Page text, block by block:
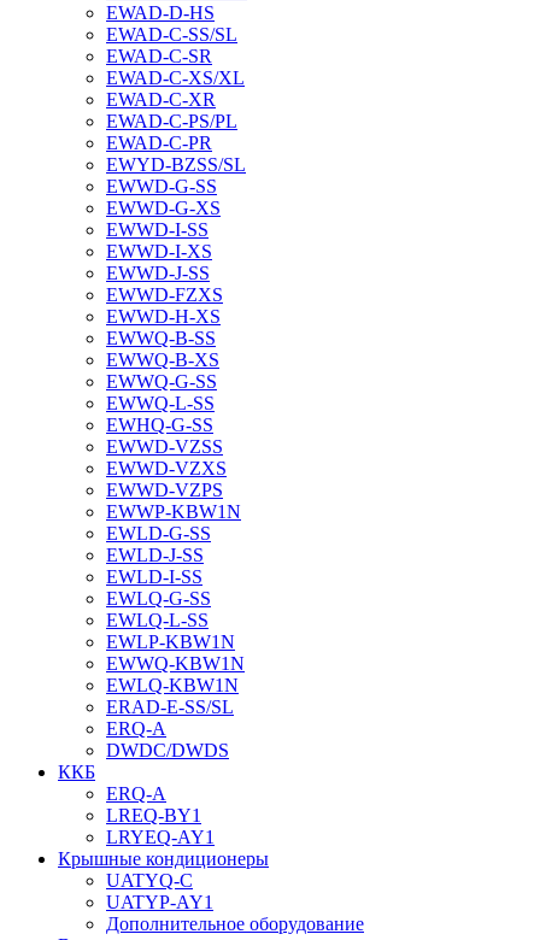
EWAD-D-HS
EWAD-C-SS/SL
EWAD-C-SR
EWAD-C-XS/XL
EWAD-C-XR
EWAD-C-PS/PL
EWAD-C-PR
EWYD-BZSS/SL
EWWD-G-SS
EWWD-G-XS
EWWD-I-SS
EWWD-I-XS
EWWD-J-SS
EWWD-FZXS
EWWD-H-XS
EWWQ-B-SS
EWWQ-B-XS
EWWQ-G-SS
EWWQ-L-SS
EWHQ-G-SS
EWWD-VZSS
EWWD-VZXS
EWWD-VZPS
EWWP-KBW1N
EWLD-G-SS
EWLD-J-SS
EWLD-I-SS
EWLQ-G-SS
EWLQ-L-SS
EWLP-KBW1N
EWWQ-KBW1N
EWLQ-KBW1N
ERAD-E-SS/SL
ERQ-A
DWDC/DWDS
ККБ
ERQ-A
LREQ-BY1
LRYEQ-AY1
Крышные кондиционеры
UATYQ-C
UATYP-AY1
Дополнительное оборудование